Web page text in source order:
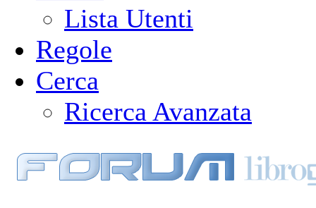
Lista Utenti
Regole
Cerca
Ricerca Avanzata